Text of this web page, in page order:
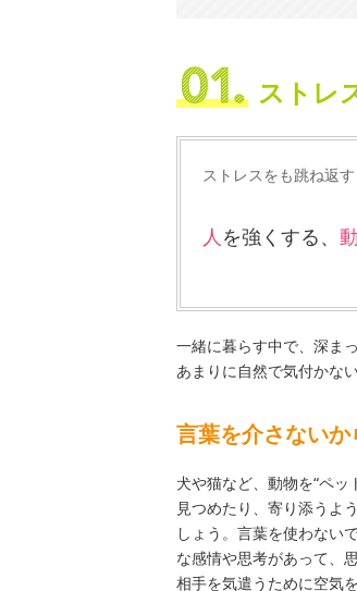
ストレ
ストレスをも跳ね返す
人 を強くする、
一緒に暮らす中で、深ま
あまりに自然で気付かな
言葉を介さないか
犬や猫など、動物を“ペッ
見つめたり、寄り添うよ
しょう。言葉を使わない
な感情や思考があって、
相手を気遣うために空気